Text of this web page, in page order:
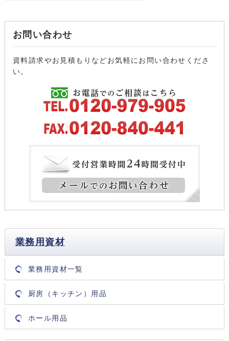
お問い合わせ
資料請求やお見積もりなどお気軽にお問い合わせくださ
い。
業務用資材
業務用資材一覧
厨房（キッチン）用品
ホール用品